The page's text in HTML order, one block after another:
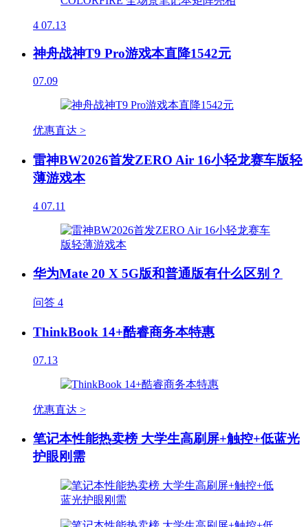
4 07.13
神舟战神T9 Pro游戏本直降1542元
07.09
优惠直达 >
雷神BW2026首发ZERO Air 16小轻龙赛车版轻
薄游戏本
4 07.11
华为Mate 20 X 5G版和普通版有什么区别？
问答 4
ThinkBook 14+酷睿商务本特惠
07.13
优惠直达 >
笔记本性能热卖榜 大学生高刷屏+触控+低蓝光
护眼刚需